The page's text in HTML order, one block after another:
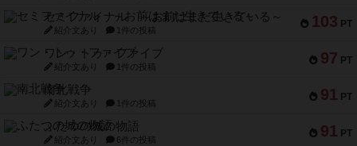
103 PT
セミファイナル ～お前はまだ生きている～
紹介文あり 1件の投稿
97 PT
ワン・トゥ・ファイブ
紹介文あり 1件の投稿
91 PT
南北戦争
紹介文あり 1件の投稿
91 PT
ふたつの城の物語
紹介文あり 6件の投稿